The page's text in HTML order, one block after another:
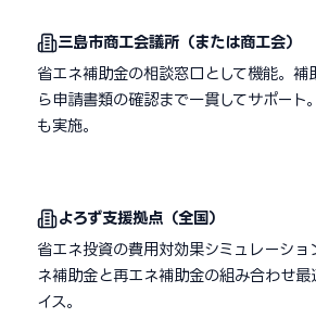
三島市商工会議所（または商工会）
省エネ補助金の相談窓口として機能。補
ら申請書類の確認まで一貫してサポート
も実施。
よろず支援拠点（全国）
省エネ投資の費用対効果シミュレーショ
ネ補助金と再エネ補助金の組み合わせ最
イス。